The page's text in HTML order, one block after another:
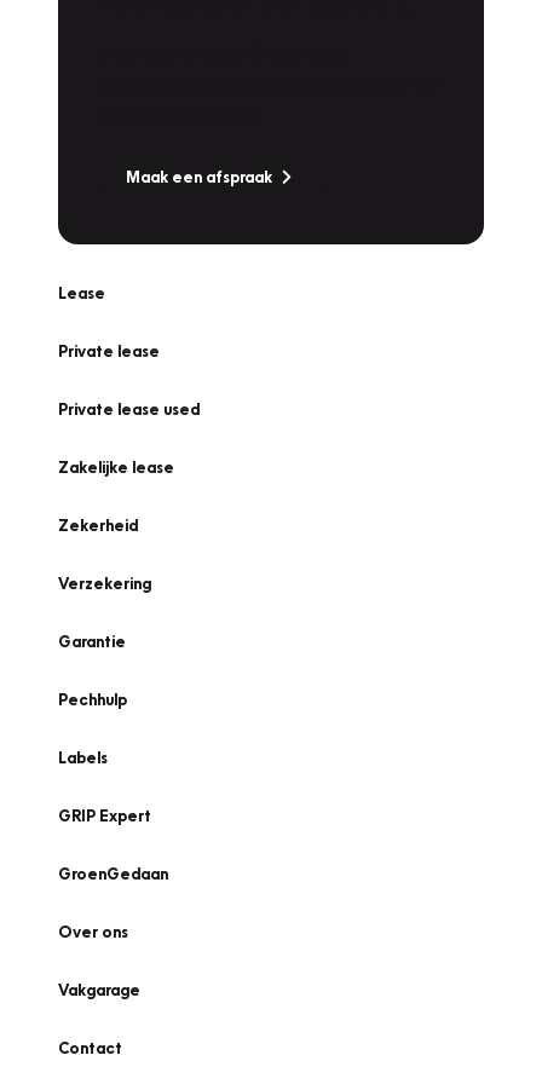
Maak een afspraak
Lease
Private lease
Private lease used
Zakelijke lease
Zekerheid
Verzekering
Garantie
Pechhulp
Labels
GRIP Expert
GroenGedaan
Over ons
Vakgarage
Contact